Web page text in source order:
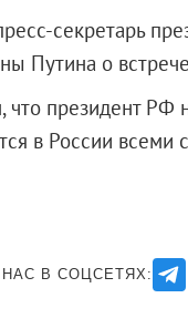
секретарь
Путина о
что президент РФ
в России всеми
В СОЦСЕТЯХ: